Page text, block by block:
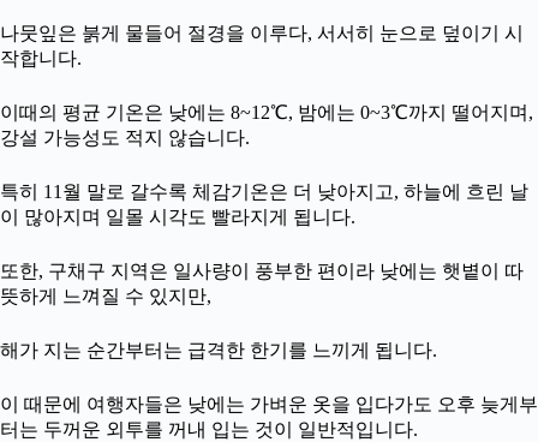
나뭇잎은 붉게 물들어 절경을 이루다, 서서히 눈으로 덮이기 시
작합니다.
이때의 평균 기온은 낮에는 8~12℃, 밤에는 0~3℃까지 떨어지며,
강설 가능성도 적지 않습니다.
특히 11월 말로 갈수록 체감기온은 더 낮아지고, 하늘에 흐린 날
이 많아지며 일몰 시각도 빨라지게 됩니다.
또한, 구채구 지역은 일사량이 풍부한 편이라 낮에는 햇볕이 따
뜻하게 느껴질 수 있지만,
해가 지는 순간부터는 급격한 한기를 느끼게 됩니다.
이 때문에 여행자들은 낮에는 가벼운 옷을 입다가도 오후 늦게부
터는 두꺼운 외투를 꺼내 입는 것이 일반적입니다.